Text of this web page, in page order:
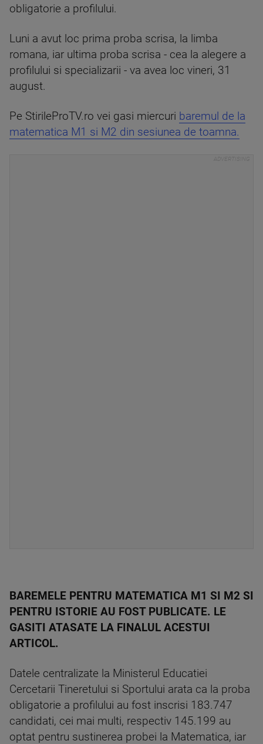
obligatorie a profilului.
Luni a avut loc prima proba scrisa, la limba
romana, iar ultima proba scrisa - cea la alegere a
profilului si specializarii - va avea loc vineri, 31
august.
Pe StirileProTV.ro vei gasi miercuri baremul de la
matematica M1 si M2 din sesiunea de toamna.
BAREMELE PENTRU MATEMATICA M1 SI M2 SI
PENTRU ISTORIE AU FOST PUBLICATE. LE
GASITI ATASATE LA FINALUL ACESTUI
ARTICOL.
Datele centralizate la Ministerul Educatiei
Cercetarii Tineretului si Sportului arata ca la proba
obligatorie a profilului au fost inscrisi 183.747
candidati, cei mai multi, respectiv 145.199 au
optat pentru sustinerea probei la Matematica, iar